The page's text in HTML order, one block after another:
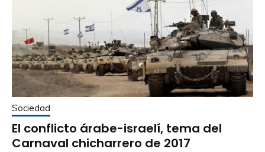
Sociedad
El conflicto árabe-israelí, tema del
Carnaval chicharrero de 2017